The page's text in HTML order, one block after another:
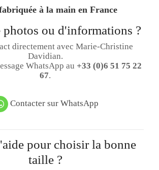
à la main en France
photos ou d'informations ?
directement avec Marie-Christine
Davidian.
WhatsApp au +33 (0)6 51 75 22
67.
Contacter sur WhatsApp
pour choisir la bonne
taille ?